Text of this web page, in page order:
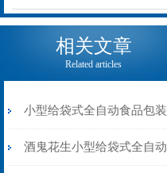
相关文章
Related articles
小型给袋式全自动食品包装
机100-1000克
酒鬼花生小型给袋式全自动